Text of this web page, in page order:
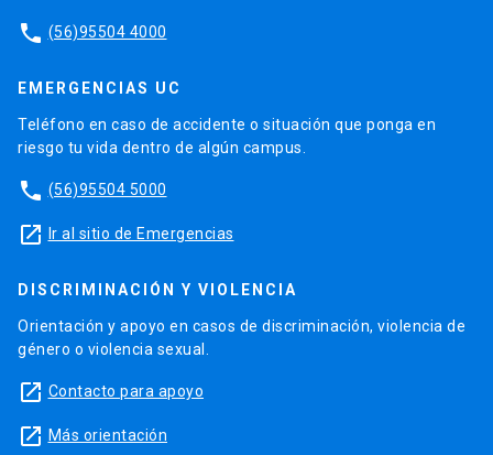
phone (56)95504 4000
EMERGENCIAS UC
Teléfono en caso de accidente o situación que ponga en
riesgo tu vida dentro de algún campus.
phone (56)95504 5000
launch Ir al sitio de Emergencias
DISCRIMINACIÓN Y VIOLENCIA
Orientación y apoyo en casos de discriminación, violencia de
género o violencia sexual.
launch Contacto para apoyo
launch Más orientación